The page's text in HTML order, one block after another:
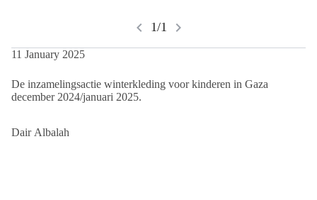
chevron_left 1/1 chevron_right
11 January 2025
De inzamelingsactie winterkleding voor kinderen in Gaza
december 2024/januari 2025.
Dair Albalah